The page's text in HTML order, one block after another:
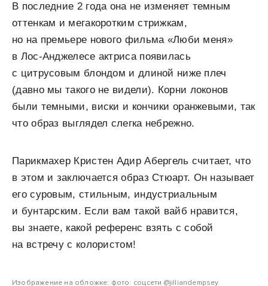
В последние 2 года она не изменяет темным
оттенкам и мегакоротким стрижкам,
но на премьере нового фильма «Люби меня»
в Лос-Анджелесе актриса появилась
с цитрусовым блондом и длиной ниже плеч
(давно мы такого не видели). Корни локонов
были темными, виски и кончики оранжевыми, так
что образ выглядел слегка небрежно.
Парикмахер Кристен Адир Абергель считает, что
в этом и заключается образ Стюарт. Он называет
его суровым, стильным, индустриальным
и бунтарским. Если вам такой вайб нравится,
вы знаете, какой референс взять с собой
на встречу с колористом!
Изображение на обложке: фото: соцсети @jilliandempsey